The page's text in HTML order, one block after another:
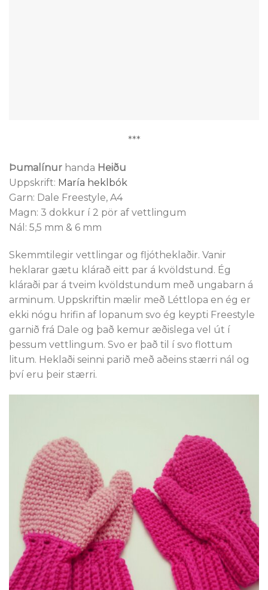
***
Þumalínur handa Heiðu
Uppskrift: María heklbók
Garn: Dale Freestyle, A4
Magn: 3 dokkur í 2 pör af vettlingum
Nál: 5,5 mm & 6 mm
Skemmtilegir vettlingar og fljótheklaðir. Vanir
heklarar gætu klárað eitt par á kvöldstund. Ég
kláraði par á tveim kvöldstundum með ungabarn á
arminum. Uppskriftin mælir með Léttlopa en ég er
ekki nógu hrifin af lopanum svo ég keypti Freestyle
garnið frá Dale og það kemur æðislega vel út í
þessum vettlingum. Svo er það til í svo flottum
litum. Heklaði seinni parið með aðeins stærri nál og
því eru þeir stærri.